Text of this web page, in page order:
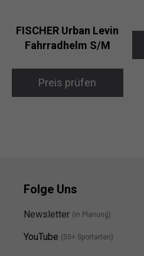
FISCHER Urban Levin
Fahrradhelm S/M
Preis prüfen
Folge Uns
Newsletter (in Planung)
YouTube (50+ Sportarten)